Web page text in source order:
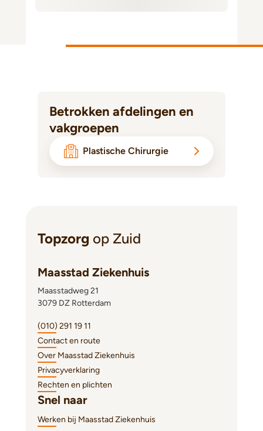
Betrokken afdelingen en
vakgroepen
Plastische Chirurgie
Topzorg op Zuid
Maasstad Ziekenhuis
Maasstadweg 21
3079 DZ Rotterdam
(010) 291 19 11
Contact en route
Over Maasstad Ziekenhuis
Privacyverklaring
Rechten en plichten
Snel naar
Werken bij Maasstad Ziekenhuis